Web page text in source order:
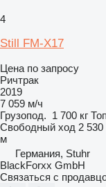
4
Still FM-X17
Цена по запросу
Ричтрак
2019
7 059 м/ч
Грузопод. 1 700 кг
Свободный ход 2
м
Германия, Stuhr
BlackForxx GmbH
Связаться с